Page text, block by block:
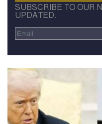
SUBSCRIBE TO OUR
UPDATED.